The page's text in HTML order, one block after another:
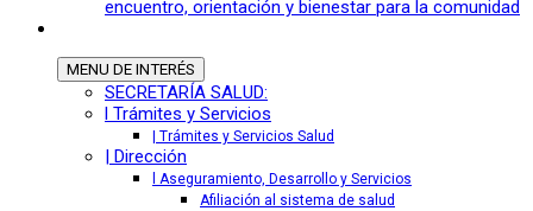
encuentro, orientación y bienestar para la comunidad
MENU DE INTERÉS
SECRETARÍA SALUD:
l Trámites y Servicios
| Trámites y Servicios Salud
| Dirección
l Aseguramiento, Desarrollo y Servicios
Afiliación al sistema de salud